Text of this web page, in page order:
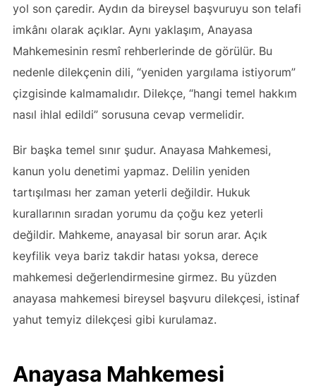
yol son çaredir. Aydın da bireysel başvuruyu son telafi
imkânı olarak açıklar. Aynı yaklaşım, Anayasa
Mahkemesinin resmî rehberlerinde de görülür. Bu
nedenle dilekçenin dili, “yeniden yargılama istiyorum”
çizgisinde kalmamalıdır. Dilekçe, “hangi temel hakkım
nasıl ihlal edildi” sorusuna cevap vermelidir.
Bir başka temel sınır şudur. Anayasa Mahkemesi,
kanun yolu denetimi yapmaz. Delilin yeniden
tartışılması her zaman yeterli değildir. Hukuk
kurallarının sıradan yorumu da çoğu kez yeterli
değildir. Mahkeme, anayasal bir sorun arar. Açık
keyfilik veya bariz takdir hatası yoksa, derece
mahkemesi değerlendirmesine girmez. Bu yüzden
anayasa mahkemesi bireysel başvuru dilekçesi, istinaf
yahut temyiz dilekçesi gibi kurulamaz.
Anayasa Mahkemesi